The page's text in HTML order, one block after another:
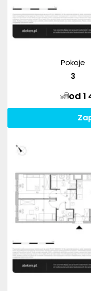
Pokoje
3
od 1